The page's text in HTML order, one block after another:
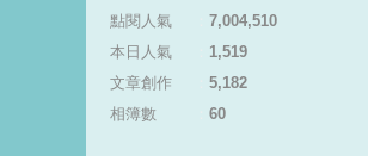
點閱人氣
7,004,510
本日人氣
1,519
文章創作
5,182
相簿數
60